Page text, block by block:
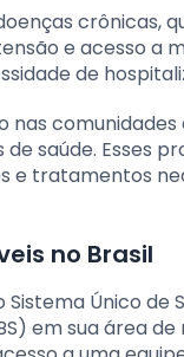
crônicas,
e acesso a
de
comunidades
saúde. Esses
e tratamentos
no Brasil
Único de
em sua área